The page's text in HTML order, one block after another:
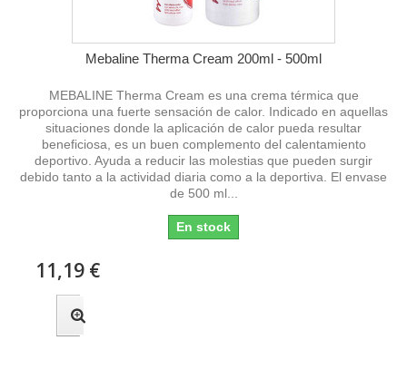
Mebaline Therma Cream 200ml - 500ml
MEBALINE Therma Cream es una crema térmica que
proporciona una fuerte sensación de calor. Indicado en aquellas
situaciones donde la aplicación de calor pueda resultar
beneficiosa, es un buen complemento del calentamiento
deportivo. Ayuda a reducir las molestias que pueden surgir
debido tanto a la actividad diaria como a la deportiva. El envase
de 500 ml...
En stock
11,19 €